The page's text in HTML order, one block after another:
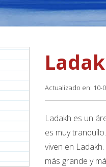
Actualizado en: 10-
Ladakh es un
es muy
viven en
más grande y